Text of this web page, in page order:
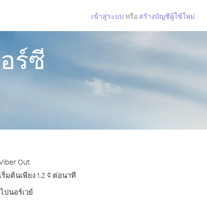
เข้าสู่ระบบ หรือ สร้างบัญชีผู้ใช้ใหม่
ร์ซี
Out
ต้นเพียง 1.2 ¢ ต่อนาที
ปนอร์เวย์